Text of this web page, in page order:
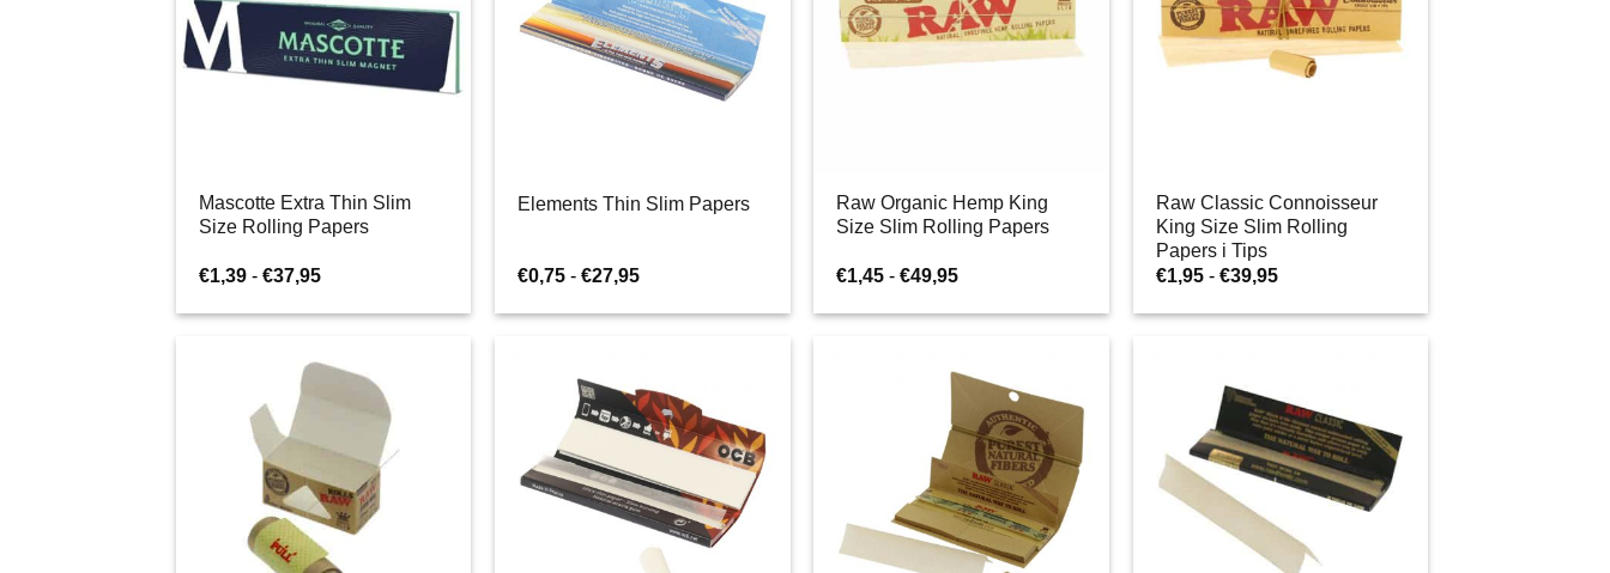
Mascotte Extra Thin Slim
Size Rolling Papers
€1,39 - €37,95Zakres
od
€37,95
Elements Thin Slim Papers
€0,75 - €27,95Zakres
od
Raw Organic Hemp King
Size Slim Rolling Papers
€1,45 - €49,95Zakres
od
€49,95
Raw Classic Connoisseur
King Size Slim Rolling
Papers i Tips
€1,95 - €39,95Zakres
od